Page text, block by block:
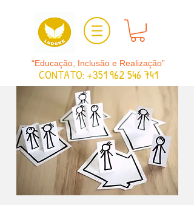
“Educação, Inclusão e Realização”
CONTATO: +351 962 546 741